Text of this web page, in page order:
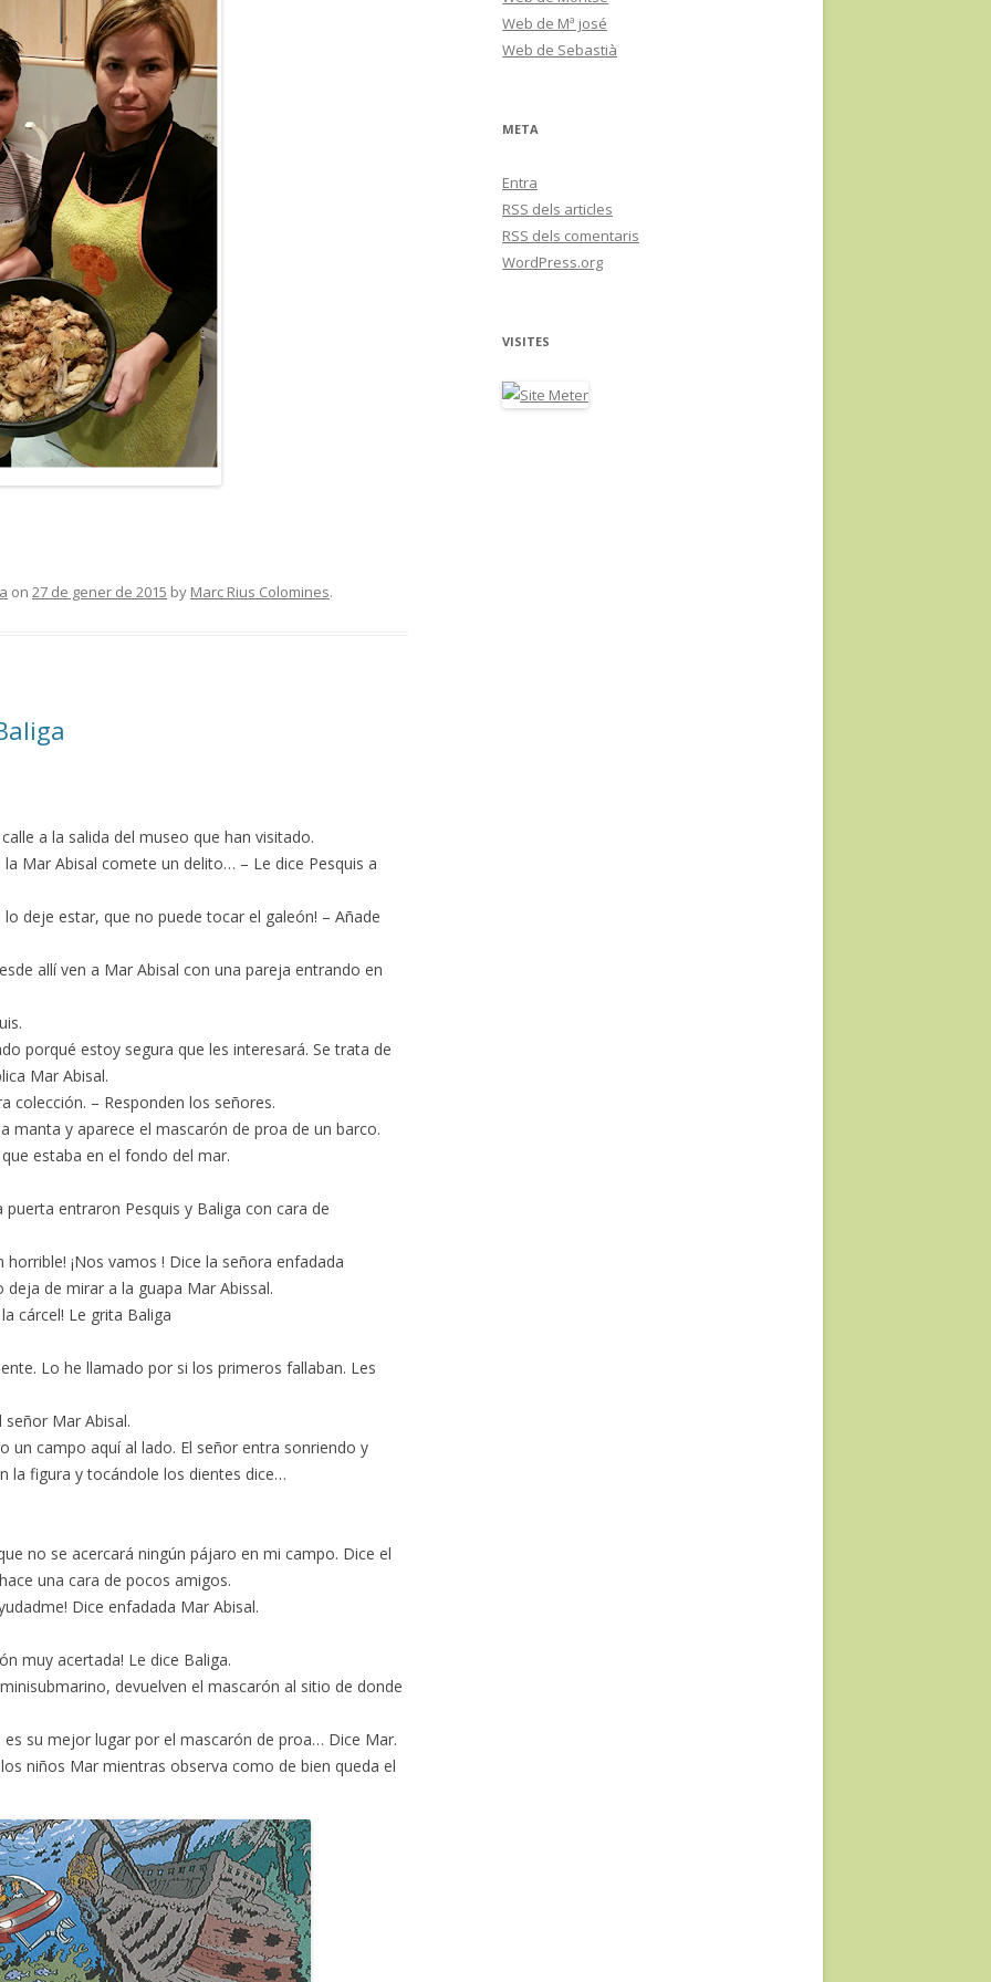
on 27 de gener de 2015 by Marc Rius Colomines.
a la salida del museo que han visitado.
Mar Abisal comete un delito… – Le dice Pesquis a
deje estar, que no puede tocar el galeón! – Añade
allí ven a Mar Abisal con una pareja entrando en
porqué estoy segura que les interesará. Se trata de
Mar Abisal.
colección. – Responden los señores.
manta y aparece el mascarón de proa de un barco.
estaba en el fondo del mar.
entraron Pesquis y Baliga con cara de
¡Nos vamos ! Dice la señora enfadada
de mirar a la guapa Mar Abissal.
cárcel! Le grita Baliga
Lo he llamado por si los primeros fallaban. Les
Mar Abisal.
un campo aquí al lado. El señor entra sonriendo y
la figura y tocándole los dientes dice…
no se acercará ningún pájaro en mi campo. Dice el
una cara de pocos amigos.
Dice enfadada Mar Abisal.
muy acertada! Le dice Baliga.
devuelven el mascarón al sitio de donde
su mejor lugar por el mascarón de proa… Dice Mar.
niños Mar mientras observa como de bien queda el
Web de Mª josé
Web de Sebastià
META
Entra
RSS dels articles
RSS dels comentaris
WordPress.org
VISITES